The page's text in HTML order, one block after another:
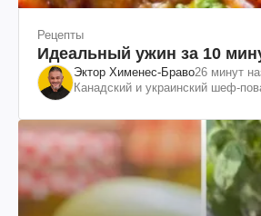
Рецепты
Идеальный ужин за 10
Эктор Хименес-Браво26 минут
Канадский и украинский шеф-